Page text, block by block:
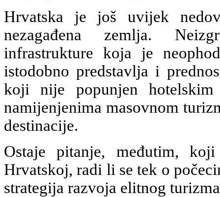
Hrvatska je još uvijek
nezagađena zemlja.
infrastrukture koja je
istodobno predstavlja i
koji nije popunjen
namijenjenima masovnom
destinacije.
Ostaje pitanje, međutim,
Hrvatskoj, radi li se tek o
strategija razvoja elitnog